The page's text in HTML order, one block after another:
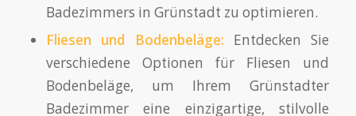
Badezimmers in Grünstadt zu optimieren.
Fliesen und Bodenbeläge: Entdecken Sie
verschiedene Optionen für Fliesen und
Bodenbeläge, um Ihrem Grünstadter
Badezimmer eine einzigartige, stilvolle